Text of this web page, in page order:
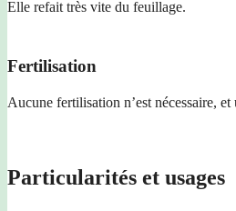
Elle refait très vite du feuillage.
Fertilisation
Aucune fertilisation n’est nécessaire,
Particularités et usages